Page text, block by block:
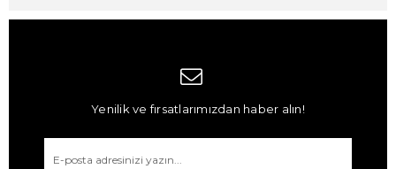
Yenilik ve fırsatlarımızdan haber alın!